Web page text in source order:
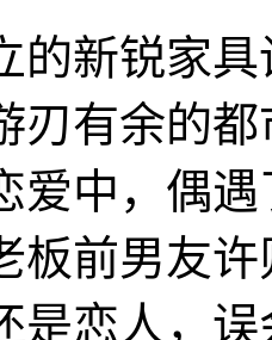
新锐家具
刃有余的
爱中，偶
板前男友
是恋人，